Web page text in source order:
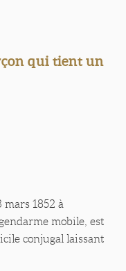
qui tient un
1852 à
mobile, est
conjugal laissant